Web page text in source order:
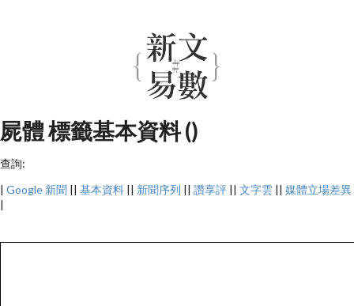
屍體 標籤基本資料 ()
查詢:
| Google 新聞 || 基本資料 || 新聞序列 || 讚享評 || 文字雲 || 媒體立場差異
|